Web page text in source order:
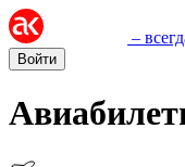
–
Войти